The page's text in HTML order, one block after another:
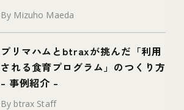
タイプ」とは
By Mizuho Maeda
プリマハムとbtraxが挑んだ「利用
される食育プログラム」のつくり方
– 事例紹介 –
By btrax Staff